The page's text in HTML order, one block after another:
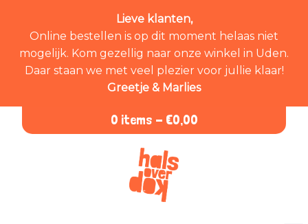
Lieve klanten,
Online bestellen is op dit moment helaas niet
mogelijk. Kom gezellig naar onze winkel in Uden.
Daar staan we met veel plezier voor jullie klaar!
Greetje & Marlies
0 items - €0,00